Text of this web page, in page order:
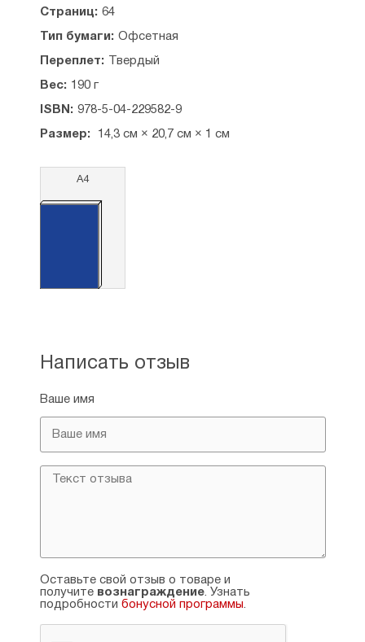
Страниц: 64
Тип бумаги: Офсетная
Переплет: Твердый
Вес: 190 г
ISBN: 978-5-04-229582-9
Размер: 14,3 см × 20,7 см × 1 см
А4
Написать отзыв
Ваше имя
Оставьте свой отзыв о товаре и
получите вознаграждение. Узнать
подробности бонусной программы.